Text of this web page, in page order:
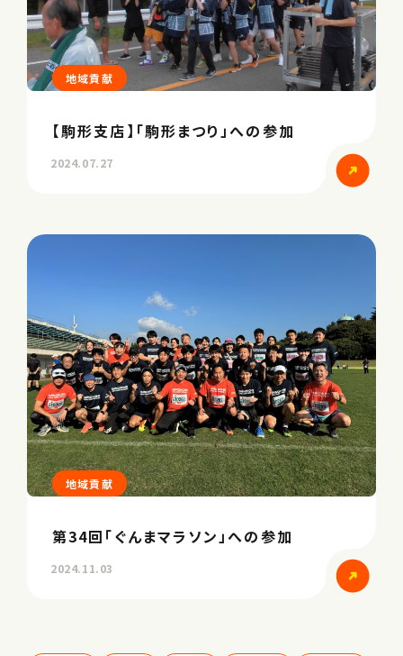
地域貢献
【駒形支店】「駒形まつり」への参加
2024.07.27
地域貢献
第34回「ぐんまマラソン」への参加
2024.11.03